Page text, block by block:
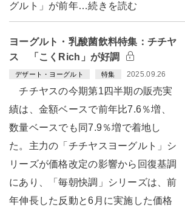
グルト」が前年…続きを読む
ヨーグルト・乳酸菌飲料特集：チチヤ
ス 「こくRich」が好調
デザート・ヨーグルト 特集 2025.09.26
チチヤスの今期第1四半期の販売実
績は、金額ベースで前年比7.6％増、
数量ベースでも同7.9％増で着地し
た。主力の「チチヤスヨーグルト」シ
リーズが価格改定の影響から回復基調
にあり、「毎朝快調」シリーズは、前
年伸長した反動と6月に実施した価格